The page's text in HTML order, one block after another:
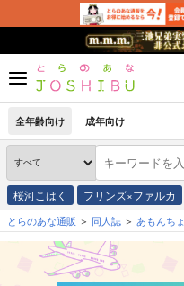
全年齢向け 成年向け
桜河こはく フリンズ×ファルカ
とらのあな通販 同人誌 あもんちょ